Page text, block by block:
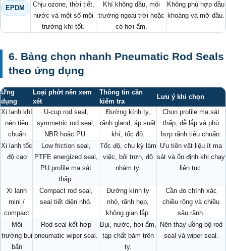
EPDM
Chịu ozone, thời tiết,
nước và một số môi
trường khí tốt.
Khí không dầu, môi
trường ngoài trời hoặc
có hơi ẩm.
Không phù hợp dầu
khoáng và mỡ dầu.
6. Bảng chọn nhanh Pneumatic Rod Seals
theo ứng dụng
Ứng
dụng
Loại phớt nên xem
xét
Thông tin cần
kiểm tra
Lưu ý khi chọn
Xi lanh khí
nén tiêu
chuẩn
U-cup rod seal,
symmetric rod seal,
NBR hoặc PU.
Đường kính ty,
rãnh gland, áp suất
khí, tốc độ.
Chọn profile ma sát
thấp, dễ lắp và phù
hợp rãnh tiêu chuẩn.
Xi lanh tốc
độ cao
Low friction seal,
PTFE energized seal,
PU profile ma sát
thấp.
Tốc độ, chu kỳ làm
việc, bôi trơn, độ
nhám ty.
Ưu tiên vật liệu ít ma
sát và ổn định khi chạy
liên tục.
Xi lanh
mini /
compact
Compact rod seal,
seal tiết diện nhỏ.
Đường kính ty
nhỏ, rãnh hẹp,
không gian lắp.
Cần đo chính xác
chiều rộng và chiều
sâu rãnh.
Môi
trường bụi
bẩn
Rod seal kết hợp
pneumatic wiper seal.
Bụi, nước, hơi ẩm,
tạp chất bám trên
ty.
Nên thay đồng bộ rod
seal và wiper seal.